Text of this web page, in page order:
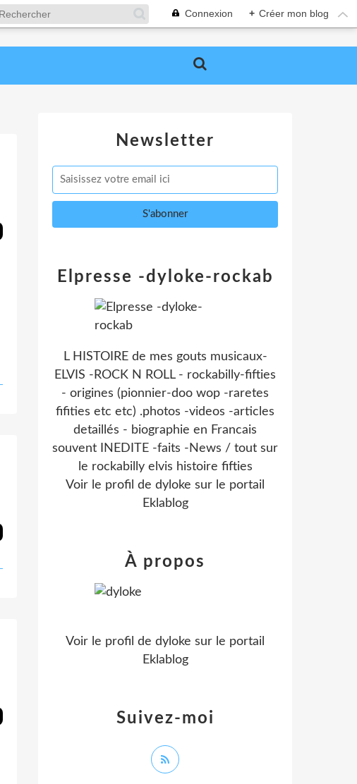
Connexion + Créer mon blog
Newsletter
Elpresse -dyloke-rockab
L HISTOIRE de mes gouts musicaux-
ELVIS -ROCK N ROLL - rockabilly-fifties
- origines (pionnier-doo wop -raretes
fifities etc etc) .photos -videos -articles
detaillés - biographie en Francais
souvent INEDITE -faits -News / tout sur
le rockabilly elvis histoire fifties
Voir le profil de dyloke sur le portail
Eklablog
Suivez-moi
À propos
Voir le profil de dyloke sur le portail
Eklablog